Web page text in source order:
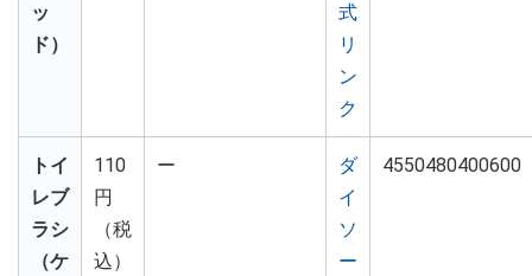
ッ
ド）
式
リ
ン
ク
トイ
レブ
ラシ
（ケ
110
円
（税
込）
ー
ダ
イ
ソ
ー
4550480400600